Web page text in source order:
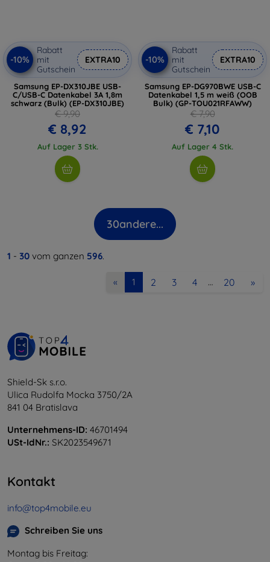
-10%
Rabatt
mit
Gutschein
EXTRA10
Samsung EP-DX310JBE USB-
C/USB-C Datenkabel 3A 1,8m
schwarz (Bulk) (EP-DX310JBE)
€ 9,90
€ 8,92
Auf Lager 3 Stk.
-10%
Rabatt
mit
Gutschein
EXTRA10
Samsung EP-DG970BWE USB-C
Datenkabel 1,5 m weiß (OOB
Bulk) (GP-TOU021RFAWW)
€ 7,90
€ 7,10
Auf Lager 4 Stk.
30andere...
1 - 30 vom ganzen 596.
« 1 2 3 4 … 20 »
Shield-Sk s.r.o.
Ulica Rudolfa Mocka 3750/2A
841 04 Bratislava
Unternehmens-ID: 46701494
USt-IdNr.: SK2023549671
Kontakt
info@top4mobile.eu
Schreiben Sie uns
Montag bis Freitag: